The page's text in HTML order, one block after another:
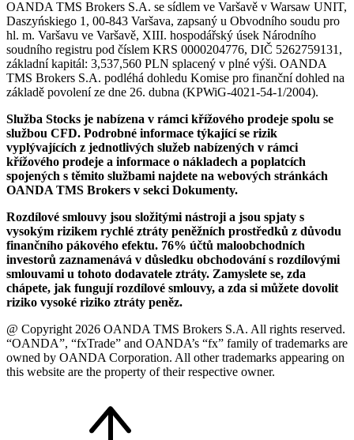
OANDA TMS Brokers S.A. se sídlem ve Varšavě v Warsaw UNIT,
Daszyńskiego 1, 00-843 Varšava, zapsaný u Obvodního soudu pro
hl. m. Varšavu ve Varšavě, XIII. hospodářský úsek Národního
soudního registru pod číslem KRS 0000204776, DIČ 5262759131,
základní kapitál: 3,537,560 PLN splacený v plné výši. OANDA
TMS Brokers S.A. podléhá dohledu Komise pro finanční dohled na
základě povolení ze dne 26. dubna (KPWiG-4021-54-1/2004).
Služba Stocks je nabízena v rámci křížového prodeje spolu se
službou CFD. Podrobné informace týkající se rizik
vyplývajících z jednotlivých služeb nabízených v rámci
křížového prodeje a informace o nákladech a poplatcích
spojených s těmito službami najdete na webových stránkách
OANDA TMS Brokers v sekci Dokumenty.
Rozdílové smlouvy jsou složitými nástroji a jsou spjaty s
vysokým rizikem rychlé ztráty peněžních prostředků z důvodu
finančního pákového efektu. 76% účtů maloobchodních
investorů zaznamenává v důsledku obchodování s rozdílovými
smlouvami u tohoto dodavatele ztráty. Zamyslete se, zda
chápete, jak fungují rozdílové smlouvy, a zda si můžete dovolit
riziko vysoké riziko ztráty peněz.
@ Copyright 2026 OANDA TMS Brokers S.A. All rights reserved.
“OANDA”, “fxTrade” and OANDA’s “fx” family of trademarks are
owned by OANDA Corporation. All other trademarks appearing on
this website are the property of their respective owner.